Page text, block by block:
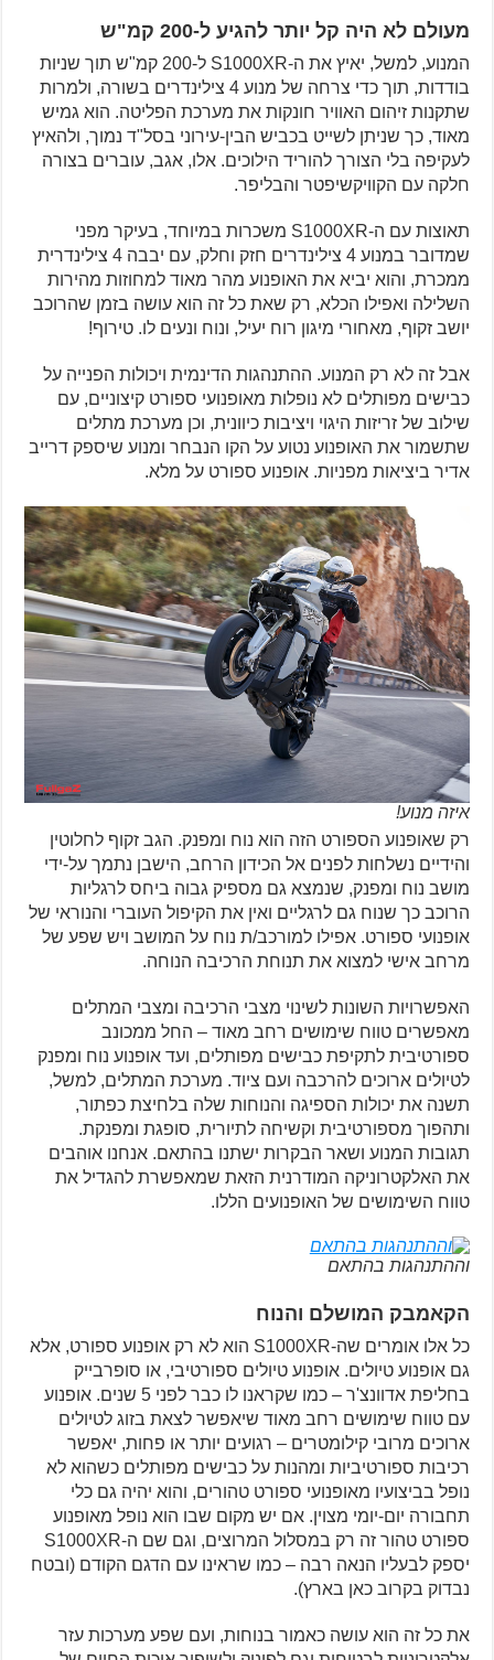
מעולם לא היה קל יותר להגיע ל-200 קמ"ש
המנוע, למשל, יאיץ את ה-S1000XR ל-200 קמ"ש תוך שניות
בודדות, תוך כדי צרחה של מנוע 4 צילינדרים בשורה, ולמרות
שתקנות זיהום האוויר חונקות את מערכת הפליטה. הוא גמיש
מאוד, כך שניתן לשייט בכביש הבין-עירוני בסל"ד נמוך, ולהאיץ
לעקיפה בלי הצורך להוריד הילוכים. אלו, אגב, עוברים בצורה
חלקה עם הקוויקשיפטר והבליפר.
תאוצות עם ה-S1000XR משכרות במיוחד, בעיקר מפני
שמדובר במנוע 4 צילינדרים חזק וחלק, עם יבבה 4 צילינדרית
ממכרת, והוא יביא את האופנוע מהר מאוד למחוזות מהירות
השלילה ואפילו הכלא, רק שאת כל זה הוא עושה בזמן שהרוכב
יושב זקוף, מאחורי מיגון רוח יעיל, ונוח ונעים לו. טירוף!
אבל זה לא רק המנוע. ההתנהגות הדינמית ויכולות הפנייה על
כבישים מפותלים לא נופלות מאופנועי ספורט קיצוניים, עם
שילוב של זריזות היגוי ויציבות כיוונית, וכן מערכת מתלים
שתשמור את האופנוע נטוע על הקו הנבחר ומנוע שיספק דרייב
אדיר ביציאות מפניות. אופנוע ספורט על מלא.
איזה מנוע!
רק שאופנוע הספורט הזה הוא נוח ומפנק. הגב זקוף לחלוטין
והידיים נשלחות לפנים אל הכידון הרחב, הישבן נתמך על-ידי
מושב נוח ומפנק, שנמצא גם מספיק גבוה ביחס לרגליות
הרוכב כך שנוח גם לרגליים ואין את הקיפול העוברי והנוראי של
אופנועי ספורט. אפילו למורכב/ת נוח על המושב ויש שפע של
מרחב אישי למצוא את תנוחת הרכיבה הנוחה.
האפשרויות השונות לשינוי מצבי הרכיבה ומצבי המתלים
מאפשרים טווח שימושים רחב מאוד – החל ממכונב
ספורטיבית לתקיפת כבישים מפותלים, ועד אופנוע נוח ומפנק
לטיולים ארוכים להרכבה ועם ציוד. מערכת המתלים, למשל,
תשנה את יכולות הספיגה והנוחות שלה בלחיצת כפתור,
ותהפוך מספורטיבית וקשיחה לתיורית, סופגת ומפנקת.
תגובות המנוע ושאר הבקרות ישתנו בהתאם. אנחנו אוהבים
את האלקטרוניקה המודרנית הזאת שמאפשרת להגדיל את
טווח השימושים של האופנועים הללו.
וההתנהגות בהתאם
הקאמבק המושלם והנוח
כל אלו אומרים שה-S1000XR הוא לא רק אופנוע ספורט, אלא
גם אופנוע טיולים. אופנוע טיולים ספורטיבי, או סופרבייק
בחליפת אדוונצ'ר – כמו שקראנו לו כבר לפני 5 שנים. אופנוע
עם טווח שימושים רחב מאוד שיאפשר לצאת בזוג לטיולים
ארוכים מרובי קילומטרים – רגועים יותר או פחות, יאפשר
רכיבות ספורטיביות ומהנות על כבישים מפותלים כשהוא לא
נופל בביצועיו מאופנועי ספורט טהורים, והוא יהיה גם כלי
תחבורה יום-יומי מצוין. אם יש מקום שבו הוא נופל מאופנוע
ספורט טהור זה רק במסלול המרוצים, וגם שם ה-S1000XR
יספק לבעליו הנאה רבה – כמו שראינו עם הדגם הקודם (ובטח
נבדוק בקרוב כאן בארץ).
את כל זה הוא עושה כאמור בנוחות, ועם שפע מערכות עזר